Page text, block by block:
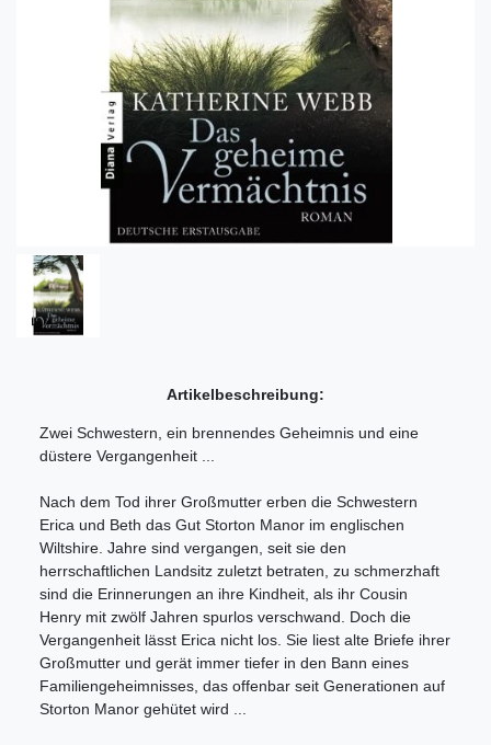
Artikelbeschreibung:
Zwei Schwestern, ein brennendes Geheimnis und eine
düstere Vergangenheit ...
Nach dem Tod ihrer Großmutter erben die Schwestern
Erica und Beth das Gut Storton Manor im englischen
Wiltshire. Jahre sind vergangen, seit sie den
herrschaftlichen Landsitz zuletzt betraten, zu schmerzhaft
sind die Erinnerungen an ihre Kindheit, als ihr Cousin
Henry mit zwölf Jahren spurlos verschwand. Doch die
Vergangenheit lässt Erica nicht los. Sie liest alte Briefe ihrer
Großmutter und gerät immer tiefer in den Bann eines
Familiengeheimnisses, das offenbar seit Generationen auf
Storton Manor gehütet wird ...